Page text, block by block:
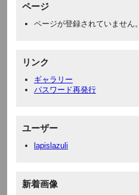
ページ
ページが登録されていません。
リンク
ギャラリー
パスワード再発行
ユーザー
lapislazuli
新着画像